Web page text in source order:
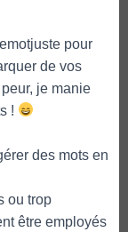
pour
de vos
je manie
!
des mots en
ou trop
être employés